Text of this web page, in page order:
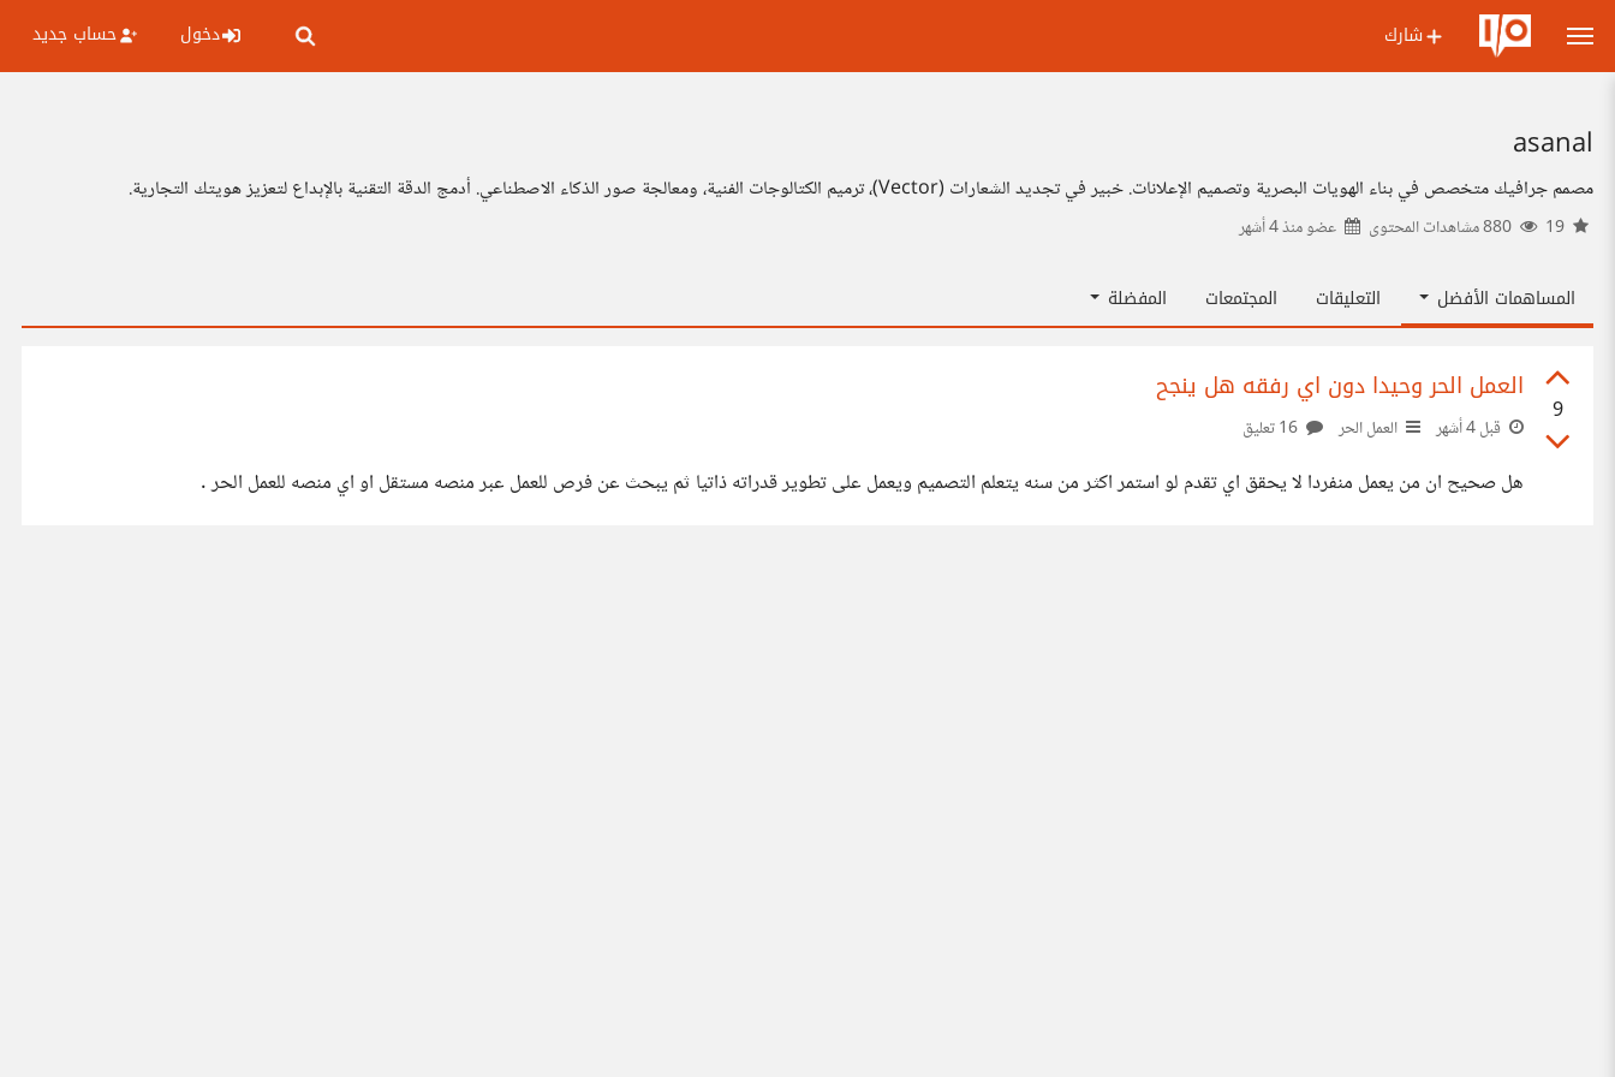
شارك دخول حساب جديد
asanal
مصمم جرافيك متخصص في بناء الهويات البصرية وتصميم الإعلانات. خبير في تجديد الشعارات (Vector)، ترميم الكتالوجات الفنية، ومعالجة صور الذكاء الاصطناعي. أدمج الدقة التقنية بالإبداع لتعزيز هويتك التجارية.
عضو منذ4 أشهر
المساهمات الأفضل التعليقات المجتمعات المفضلة
9
العمل الحر وحيدا دون اي رفقه هل ينجح
قبل 4 أشهر العمل الحر
هل صحيح ان من يعمل منفردا لا يحقق اي تقدم لو استمر اكثر من سنه يتعلم التصميم ويعمل على تطوير قدراته ذاتيا ثم يبحث عن فرص للعمل عبر منصه مستقل او اي منصه للعمل الحر .